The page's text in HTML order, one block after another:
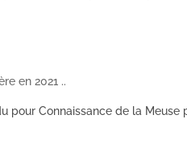
en 2021 ..
pour Connaissance de la